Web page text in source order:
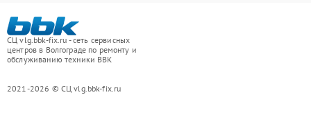
СЦ vlg.bbk-fix.ru - сеть сервисных
центров в Волгограде по ремонту и
обслуживанию техники BBK
2021-2026 © СЦ vlg.bbk-fix.ru